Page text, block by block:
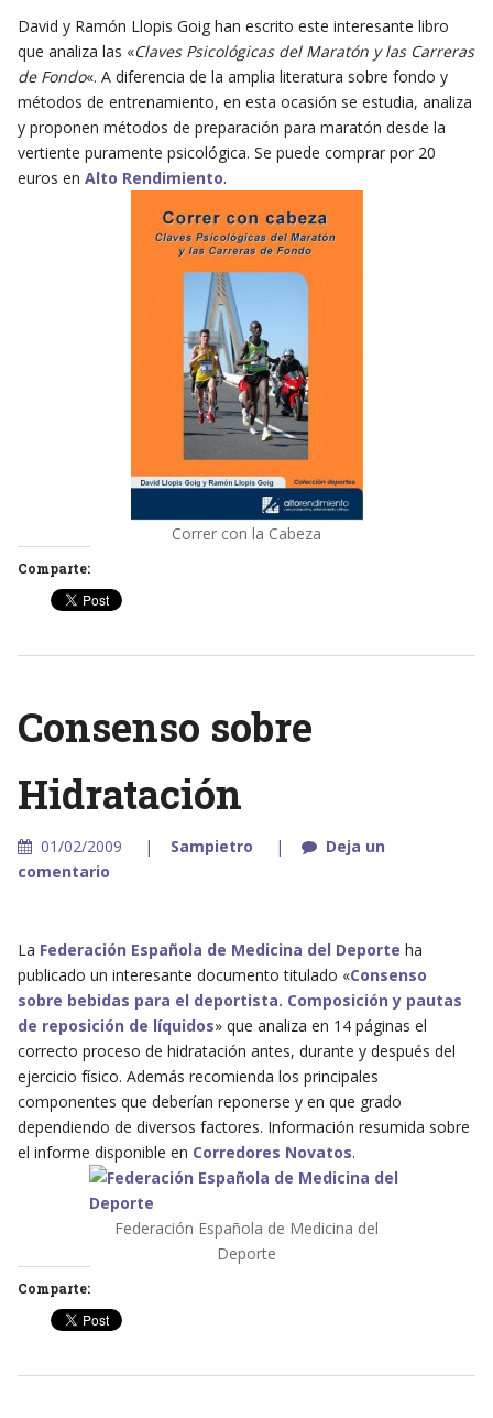
David y Ramón Llopis Goig han escrito este interesante libro
que analiza las «Claves Psicológicas del Maratón y las Carreras
de Fondo«. A diferencia de la amplia literatura sobre fondo y
métodos de entrenamiento, en esta ocasión se estudia, analiza
y proponen métodos de preparación para maratón desde la
vertiente puramente psicológica. Se puede comprar por 20
euros en Alto Rendimiento.
Correr con la Cabeza
Comparte:
Consenso sobre
Hidratación
01/02/2009 Sampietro
Deja un
comentario
La Federación Española de Medicina del Deporte ha
publicado un interesante documento titulado «Consenso
sobre bebidas para el deportista. Composición y pautas
de reposición de líquidos» que analiza en 14 páginas el
correcto proceso de hidratación antes, durante y después del
ejercicio físico. Además recomienda los principales
componentes que deberían reponerse y en que grado
dependiendo de diversos factores. Información resumida sobre
el informe disponible en Corredores Novatos.
Federación Española de Medicina del
Deporte
Comparte: